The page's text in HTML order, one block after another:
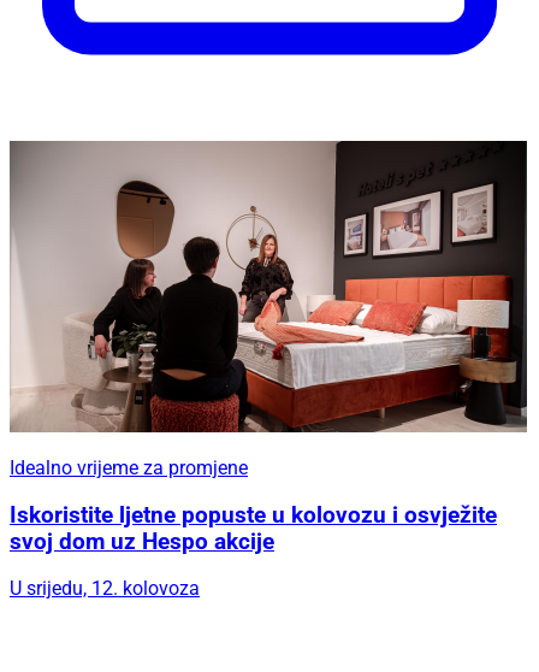
Idealno vrijeme za promjene
Iskoristite ljetne popuste u kolovozu i osvježite
svoj dom uz Hespo akcije
U srijedu, 12. kolovoza